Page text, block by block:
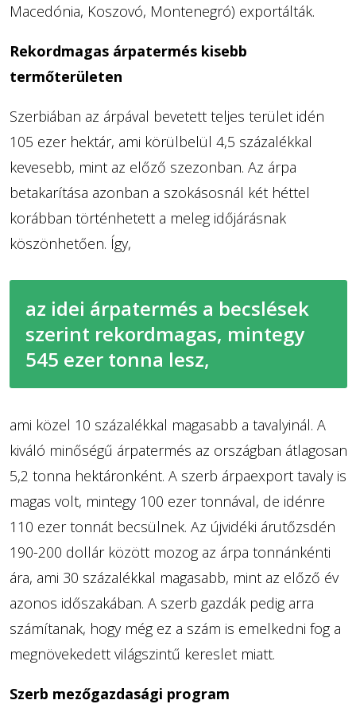
Macedónia, Koszovó, Montenegró) exportálták.
Rekordmagas árpatermés kisebb
termőterületen
Szerbiában az árpával bevetett teljes terület idén
105 ezer hektár, ami körülbelül 4,5 százalékkal
kevesebb, mint az előző szezonban. Az árpa
betakarítása azonban a szokásosnál két héttel
korábban történhetett a meleg időjárásnak
köszönhetően. Így,
az idei árpatermés a becslések
szerint rekordmagas, mintegy
545 ezer tonna lesz,
ami közel 10 százalékkal magasabb a tavalyinál. A
kiváló minőségű árpatermés az országban átlagosan
5,2 tonna hektáronként. A szerb árpaexport tavaly is
magas volt, mintegy 100 ezer tonnával, de idénre
110 ezer tonnát becsülnek. Az újvidéki árutőzsdén
190-200 dollár között mozog az árpa tonnánkénti
ára, ami 30 százalékkal magasabb, mint az előző év
azonos időszakában. A szerb gazdák pedig arra
számítanak, hogy még ez a szám is emelkedni fog a
megnövekedett világszintű kereslet miatt.
Szerb mezőgazdasági program